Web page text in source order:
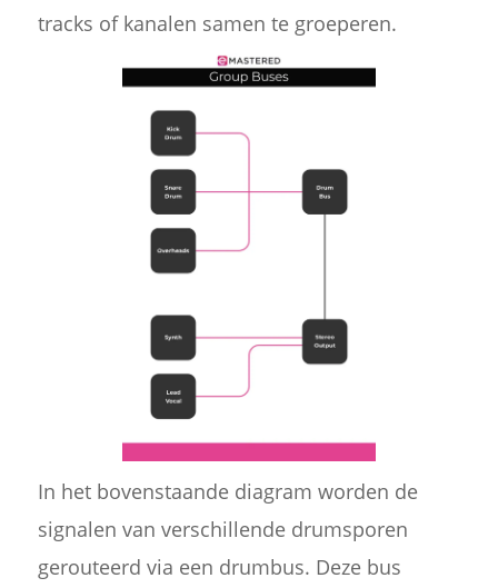
tracks of kanalen samen te groeperen.
In het bovenstaande diagram worden de
signalen van verschillende drumsporen
gerouteerd via een drumbus. Deze bus